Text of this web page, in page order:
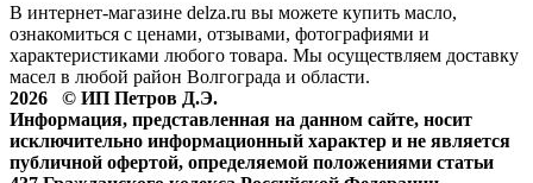
В интернет-магазине delza.ru вы можете купить масло,
ознакомиться с ценами, отзывами, фотографиями и
характеристиками любого товара. Мы осуществляем доставку
масел в любой район Волгограда и области.
2026 © ИП Петров Д.Э.
Информация, представленная на данном сайте, носит
исключительно информационный характер и не является
публичной офертой, определяемой положениями статьи